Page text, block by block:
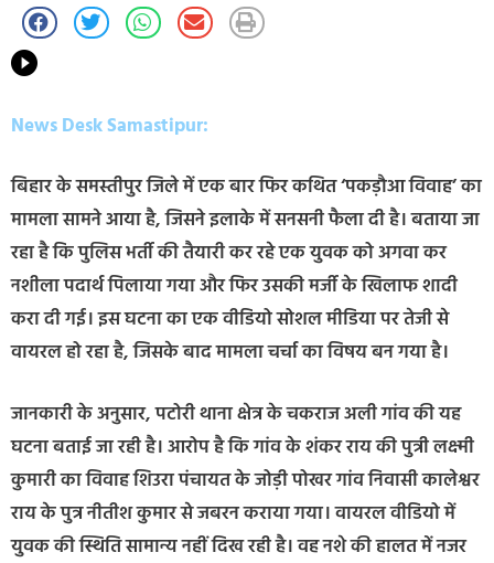
News Desk Samastipur:
बिहार के समस्तीपुर जिले में एक बार फिर कथित ‘पकड़ौआ विवाह’ का
मामला सामने आया है, जिसने इलाके में सनसनी फैला दी है। बताया जा
रहा है कि पुलिस भर्ती की तैयारी कर रहे एक युवक को अगवा कर
नशीला पदार्थ पिलाया गया और फिर उसकी मर्जी के खिलाफ शादी
करा दी गई। इस घटना का एक वीडियो सोशल मीडिया पर तेजी से
वायरल हो रहा है, जिसके बाद मामला चर्चा का विषय बन गया है।
जानकारी के अनुसार, पटोरी थाना क्षेत्र के चकराज अली गांव की यह
घटना बताई जा रही है। आरोप है कि गांव के शंकर राय की पुत्री लक्ष्मी
कुमारी का विवाह शिउरा पंचायत के जोड़ी पोखर गांव निवासी कालेश्वर
राय के पुत्र नीतीश कुमार से जबरन कराया गया। वायरल वीडियो में
युवक की स्थिति सामान्य नहीं दिख रही है। वह नशे की हालत में नजर